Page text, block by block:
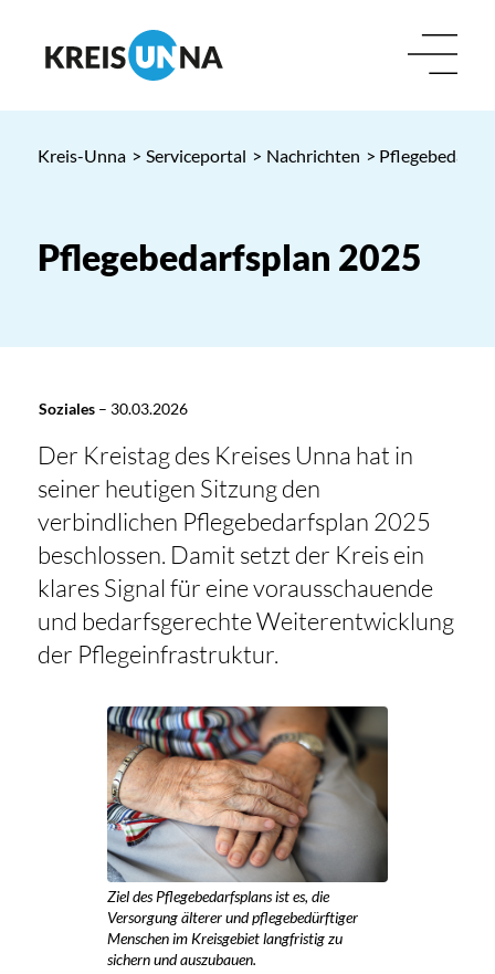
Kreis-Unna > Serviceportal > Nachrichten >
Pflegebedarfsplan 2025
Soziales– 30.03.2026
Der Kreistag des Kreises Unna hat in
seiner heutigen Sitzung den
verbindlichen Pflegebedarfsplan 2025
beschlossen. Damit setzt der Kreis ein
klares Signal für eine vorausschauende
und bedarfsgerechte Weiterentwicklung
der Pflegeinfrastruktur.
Ziel des Pflegebedarfsplans ist es, die
Versorgung älterer und pflegebedürftiger
Menschen im Kreisgebiet langfristig zu
sichern und auszubauen.